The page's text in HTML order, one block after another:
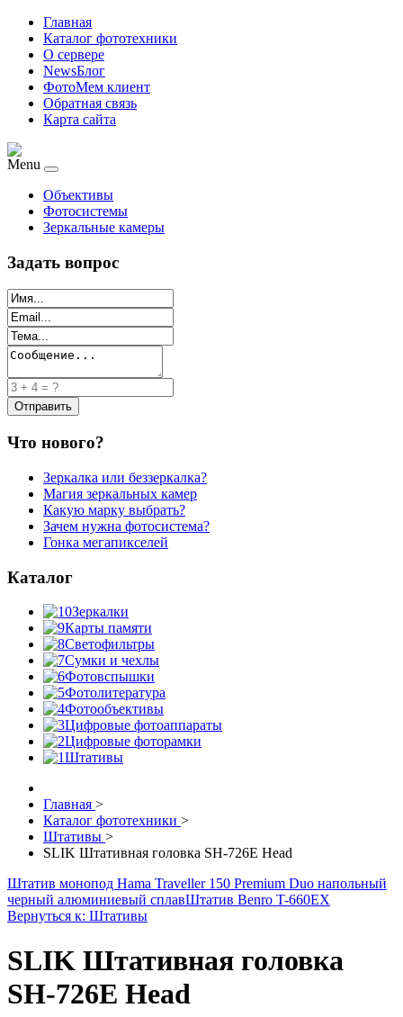
Главная
Каталог фототехники
О сервере
NewsБлог
ФотоМем клиент
Обратная связь
Карта сайта
Menu
Объективы
Фотосистемы
Зеркальные камеры
Задать вопрос
Что нового?
Зеркалка или беззеркалка?
Магия зеркальных камер
Какую марку выбрать?
Зачем нужна фотосистема?
Гонка мегапикселей
Каталог
Зеркалки
Карты памяти
Светофильтры
Сумки и чехлы
Фотовспышки
Фотолитература
Фотообъективы
Цифровые фотоаппараты
Цифровые фоторамки
Штативы
Главная >
Каталог фототехники >
Штативы >
SLIK Штативная головка SH-726E Head
Штатив монопод Hama Traveller 150 Premium Duo напольный
черный алюминиевый сплавШтатив Benro T-660EX
Вернуться к: Штативы
SLIK Штативная головка
SH-726E Head